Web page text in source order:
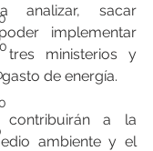
analizar, sacar
implementar
ministerios y
de energía.
a la
ambiente y el